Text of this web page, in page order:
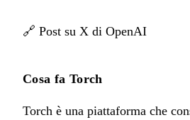
🔗 Post su X di OpenAI
Cosa fa Torch
Torch è una piattaforma che